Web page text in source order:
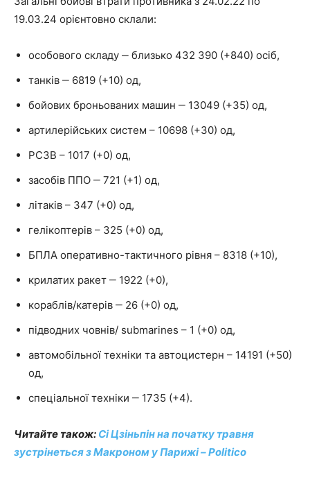
19.03.24 орієнтовно склали:
особового складу ‒ близько 432 390 (+840) осіб,
танків ‒ 6819 (+10) од,
бойових броньованих машин ‒ 13049 (+35) од,
артилерійських систем – 10698 (+30) од,
РСЗВ – 1017 (+0) од,
засобів ППО ‒ 721 (+1) од,
літаків – 347 (+0) од,
гелікоптерів – 325 (+0) од,
БПЛА оперативно-тактичного рівня – 8318 (+10),
крилатих ракет ‒ 1922 (+0),
кораблів/катерів ‒ 26 (+0) од,
підводних човнів/ submarines – 1 (+0) од,
автомобільної техніки та автоцистерн – 14191 (+50)
од,
спеціальної техніки ‒ 1735 (+4).
Читайте також: Сі Цзіньпін на початку травня
зустрінеться з Макроном у Парижі – Politico